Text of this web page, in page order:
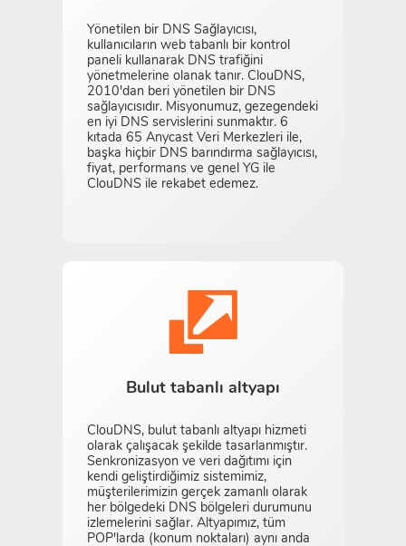
Yönetilen bir DNS Sağlayıcısı,
kullanıcıların web tabanlı bir kontrol
paneli kullanarak DNS trafiğini
yönetmelerine olanak tanır. ClouDNS,
2010'dan beri yönetilen bir DNS
sağlayıcısıdır. Misyonumuz, gezegendeki
en iyi DNS servislerini sunmaktır. 6
kıtada 65 Anycast Veri Merkezleri ile,
başka hiçbir DNS barındırma sağlayıcısı,
fiyat, performans ve genel YG ile
ClouDNS ile rekabet edemez.
Bulut tabanlı altyapı
ClouDNS, bulut tabanlı altyapı hizmeti
olarak çalışacak şekilde tasarlanmıştır.
Senkronizasyon ve veri dağıtımı için
kendi geliştirdiğimiz sistemimiz,
müşterilerimizin gerçek zamanlı olarak
her bölgedeki DNS bölgeleri durumunu
izlemelerini sağlar. Altyapımız, tüm
POP'larda (konum noktaları) aynı anda